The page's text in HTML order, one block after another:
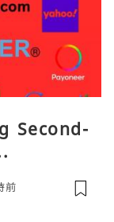
Second-
前